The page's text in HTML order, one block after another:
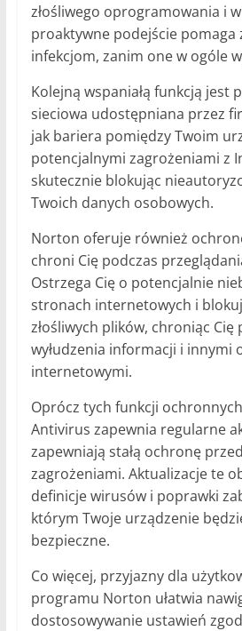
złośliwego oprogramowania i
proaktywne podejście pomaga
infekcjom, zanim one w ogóle
Kolejną wspaniałą funkcją jest
sieciowa udostępniana przez
jak bariera pomiędzy Twoim
potencjalnymi zagrożeniami z
skutecznie blokując
Twoich danych osobowych.
Norton oferuje również
chroni Cię podczas
Ostrzega Cię o potencjalnie
stronach internetowych i
złośliwych plików, chroniąc
wyłudzenia informacji i innymi
internetowymi.
Oprócz tych funkcji
Antivirus zapewnia regularne
zapewniają stałą ochronę
zagrożeniami. Aktualizacje te
definicje wirusów i poprawki
którym Twoje urządzenie
bezpieczne.
Co więcej, przyjazny dla
programu Norton ułatwia
dostosowywanie ustawień